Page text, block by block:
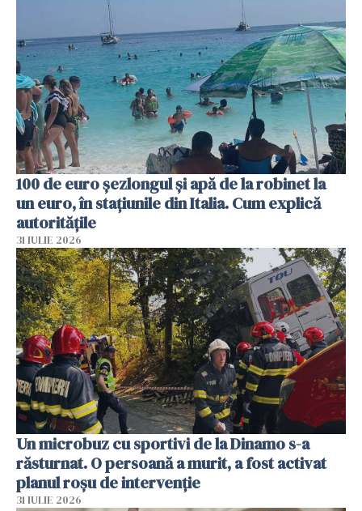
100 de euro șezlongul și apă de la robinet la
un euro, în stațiunile din Italia. Cum explică
autoritățile
31 IULIE 2026
Un microbuz cu sportivi de la Dinamo s-a
răsturnat. O persoană a murit, a fost activat
planul roșu de intervenție
31 IULIE 2026